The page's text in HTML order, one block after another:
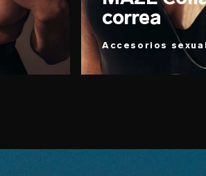
correa
Accesorios